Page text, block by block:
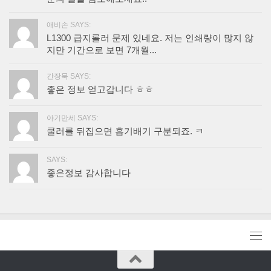
애비손 SAYS:
L1300 급지롤러 문제 있네요. 저는 인쇄량이 많지 않
지만 기간으로 보면 7개월...
간장묵 SAYS:
좋은 정보 얻고갑니다 ㅎㅎ
아기만세 SAYS:
쿨러를 뒤집으면 흡기배기 구분되죠. ㅋ
SAYS:
좋은정보 감사합니다